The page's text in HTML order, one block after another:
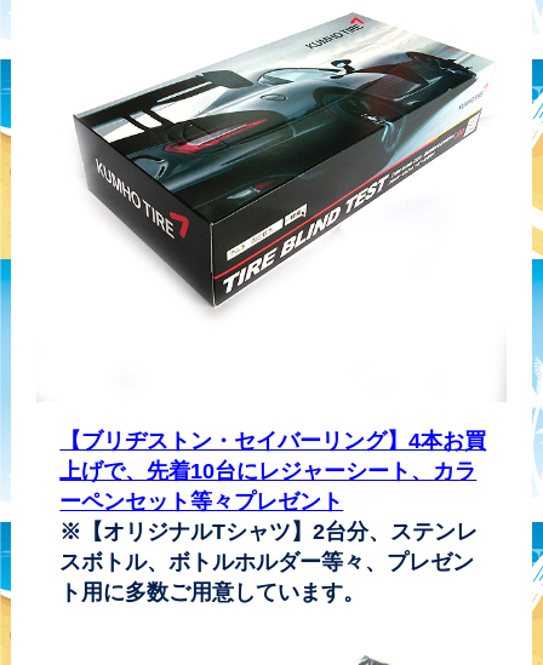
【ブリヂストン・セイバーリング】4本お買
上げで、先着10台にレジャーシート、カラ
ーペンセット等々プレゼント
※【オリジナルTシャツ】2台分、ステンレ
スボトル、ボトルホルダー等々、プレゼン
ト用に多数ご用意しています。